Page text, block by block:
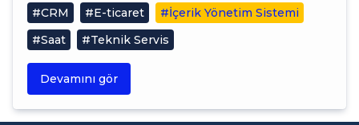
#CRM #E-ticaret
#İçerik Yönetim Sistemi
#Saat
#Teknik Servis
Devamını gör